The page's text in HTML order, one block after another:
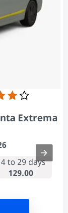
Extrema
to 29 days
129.00